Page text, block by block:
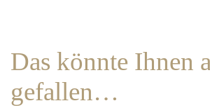
Das könnte Ihnen
gefallen…